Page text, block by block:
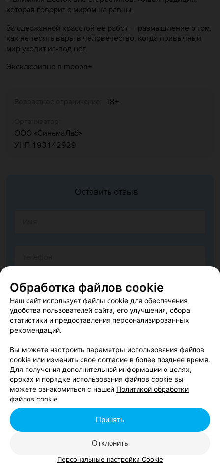
которая говорит с миром на равны.
За сдержанной красотой её работ — размышление о том,
как не терять веры в человечество, когда привычный
мир уходит из-под ног.
Эксклюзивно в mooon+
18+
ООО «СинемаЛаб»
УНП 193142929
Оставить отзыв
Согласен опубликовать отзыв. Подробнее обусловиях
обработки персональных данныхимеханизме реализации
прав
Добавить отзыв
Пользовательского соглашения
Обработка файлов cookie
Наш сайт использует файлы cookie для обеспечения
удобства пользователей сайта, его улучшения, сбора
статистики и предоставления персонализированных
рекомендаций.
Вы можете настроить параметры использования файлов
cookie или изменить свое согласие в более позднее время.
Для получения дополнительной информации о целях,
сроках и порядке использования файлов cookie вы
можете ознакомиться с нашей Политикой обработки
файлов cookie
Отклонить
Принять
Персональные настройки Cookie